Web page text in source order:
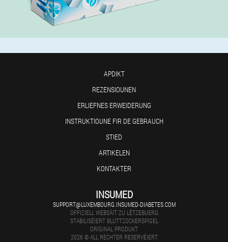
APDIKT
REZENSIOUNEN
ERLIEFNES ERWEIDERUNG
INSTRUKTIOUNE FIR DE GEBRAUCH
STIED
ARTIKELEN
KONTAKTER
INSUMED
SUPPORT@LUXEMBOURG.INSUMED-DIABETES.COM
OFFIZIELL WEBSÄIT ZU LËTZEBUERG
STABILISÉIERT BLUTTZOCKERSPIGEL
ORIGINAL PRODUKT
2026 © ALL RECHTER RESERVÉIERT